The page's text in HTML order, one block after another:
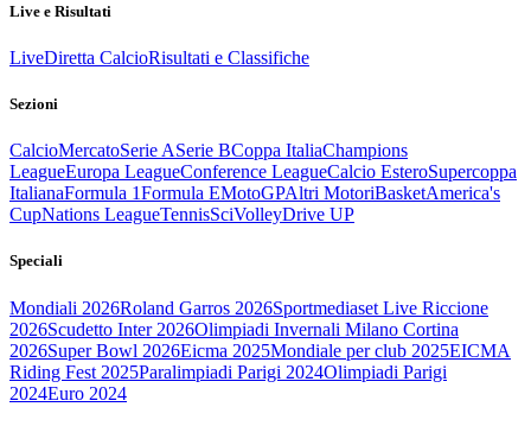
Live e Risultati
LiveDiretta CalcioRisultati e Classifiche
Sezioni
CalcioMercatoSerie ASerie BCoppa ItaliaChampions
LeagueEuropa LeagueConference LeagueCalcio EsteroSupercoppa
ItalianaFormula 1Formula EMotoGPAltri MotoriBasketAmerica's
CupNations LeagueTennisSciVolleyDrive UP
Speciali
Mondiali 2026Roland Garros 2026Sportmediaset Live Riccione
2026Scudetto Inter 2026Olimpiadi Invernali Milano Cortina
2026Super Bowl 2026Eicma 2025Mondiale per club 2025EICMA
Riding Fest 2025Paralimpiadi Parigi 2024Olimpiadi Parigi
2024Euro 2024